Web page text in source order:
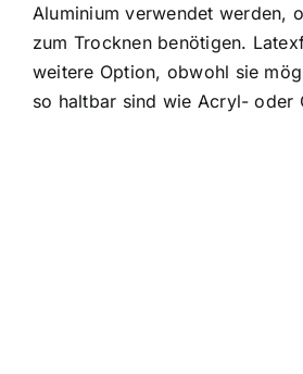
Aluminium verwendet werden,
zum Trocknen benötigen.
weitere Option, obwohl sie
so haltbar sind wie Acryl- oder